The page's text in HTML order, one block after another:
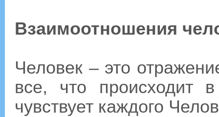
Взаимоотношения
Человек – это
все, что происходит
чувствует каждого